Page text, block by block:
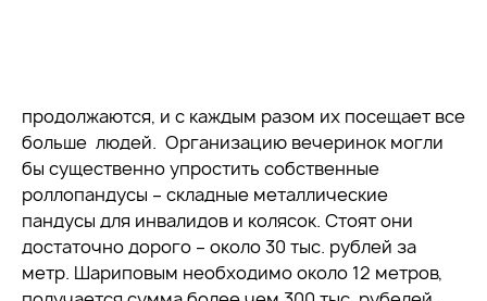
продолжаются, и с каждым разом их посещает все
больше людей. Организацию вечеринок могли
бы существенно упростить собственные
роллопандусы – складные металлические
пандусы для инвалидов и колясок. Стоят они
достаточно дорого – около 30 тыс. рублей за
метр. Шариповым необходимо около 12 метров,